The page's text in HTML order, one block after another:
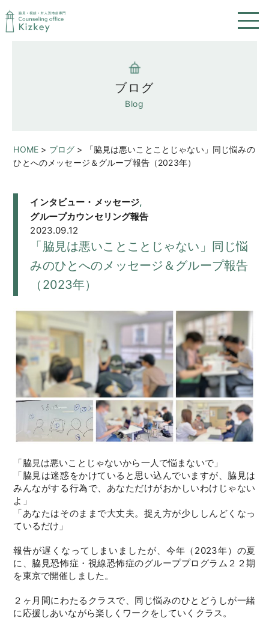
ブログ
Blog
HOME > ブログ >
「脇見は悪いことことじゃない」同じ悩みの
ひとへのメッセージ＆グループ報告（2023年）
インタビュー・メッセージ,
グループカウンセリング報告
2023.09.12
「脇見は悪いことことじゃない」同じ悩
みのひとへのメッセージ＆グループ報告
（2023年）
「脇見は悪いことじゃないから一人で悩まないで」
「脇見は迷惑をかけていると思い込んでいますが、脇見は
みんながする行為で、あなただけがおかしいわけじゃない
よ」
「あなたはそのままで大丈夫。捉え方が少ししんどくなっ
ているだけ」
報告が遅くなってしまいましたが、今年（2023年）の夏
に、脇見恐怖症・視線恐怖症のグループプログラム２２期
を東京で開催しました。
２ヶ月間にわたるクラスで、同じ悩みのひとどうしが一緒
に応援しあいながら楽しくワークをしていくクラス。